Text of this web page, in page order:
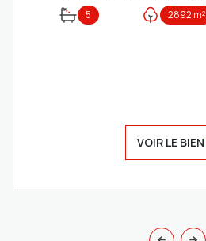
5 2892 m²
VOIR LE BIEN